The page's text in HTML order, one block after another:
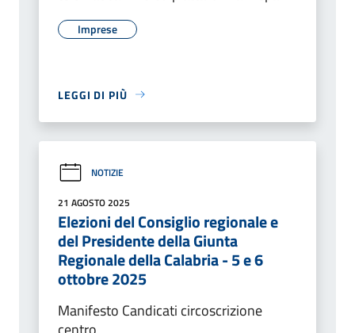
Imprese
LEGGI DI PIÙ
NOTIZIE
21 AGOSTO 2025
Elezioni del Consiglio regionale e
del Presidente della Giunta
Regionale della Calabria - 5 e 6
ottobre 2025
Manifesto Candicati circoscrizione